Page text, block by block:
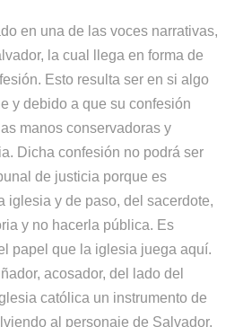
en una de las voces narrativas,
la cual llega en forma de
Esto resulta ser en si algo
y debido a que su confesión
manos conservadoras y
Dicha confesión no podrá ser
de justicia porque es
iglesia y de paso, del sacerdote,
y no hacerla pública. Es
papel que la iglesia juega aquí.
acosador, del lado del
católica un instrumento de
al personaje de Salvador,